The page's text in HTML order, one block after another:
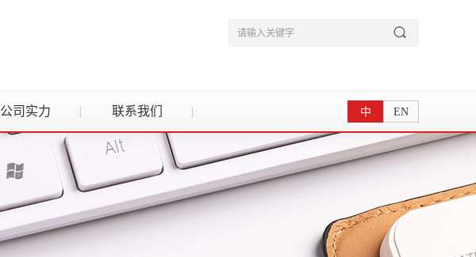
中 EN
公司实力 联系我们